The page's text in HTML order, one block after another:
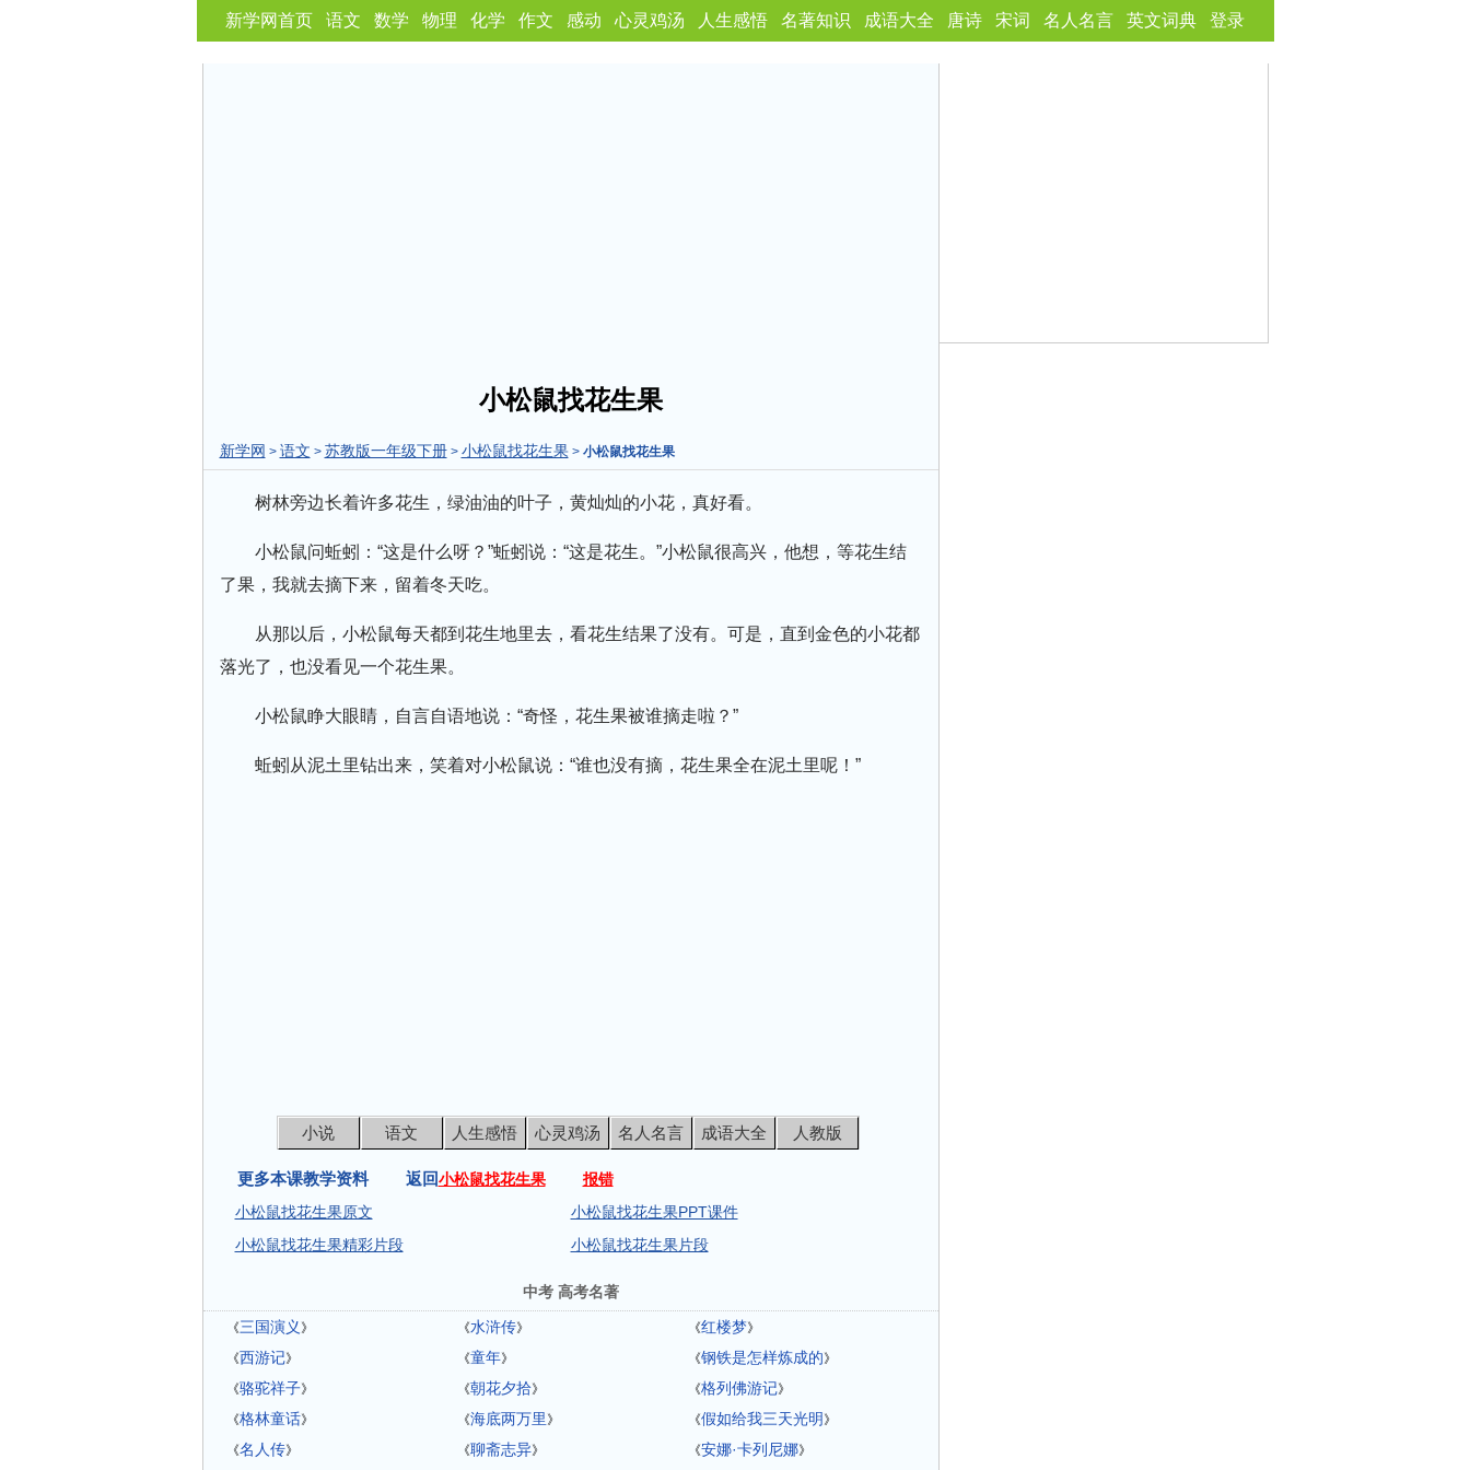
新学网首页 语文 数学 物理 化学 作文 感动 心灵鸡汤 人生感悟 名著知识 成语大全 唐诗 宋词 名人名言 英文词典 登录
小松鼠找花生果
新学网 > 语文 > 苏教版一年级下册> 小松鼠找花生果> 小松鼠找花生果
树林旁边长着许多花生，绿油油的叶子，黄灿灿的小花，真好看。
小松鼠问蚯蚓：“这是什么呀？”蚯蚓说：“这是花生。”小松鼠很高兴，他想，等花生结
了果，我就去摘下来，留着冬天吃。
从那以后，小松鼠每天都到花生地里去，看花生结果了没有。可是，直到金色的小花都
落光了，也没看见一个花生果。
小松鼠睁大眼睛，自言自语地说：“奇怪，花生果被谁摘走啦？”
蚯蚓从泥土里钻出来，笑着对小松鼠说：“谁也没有摘，花生果全在泥土里呢！”
小说 语文 人生感悟 心灵鸡汤 名人名言 成语大全 人教版
更多本课教学资料 返回小松鼠找花生果
报错
小松鼠找花生果原文
小松鼠找花生果PPT课件
小松鼠找花生果精彩片段
小松鼠找花生果片段
中考 高考名著
《三国演义 》 《水浒传》 《红楼梦》
《西游记》 《童年》 《钢铁是怎样炼成的》
《骆驼祥子》 《朝花夕拾》 《格列佛游记》
《格林童话》 《海底两万里 》 《假如给我三天光明 》
《名人传》 《聊斋志异》 《安娜·卡列尼娜》